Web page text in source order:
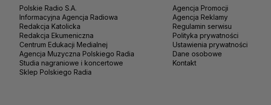
Polskie Radio S.A.
Informacyjna Agencja Radiowa
Redakcja Katolicka
Redakcja Ekumeniczna
Centrum Edukacji Medialnej
Agencja Muzyczna Polskiego Radia
Studia nagraniowe i koncertowe
Sklep Polskiego Radia
Agencja Promocji
Agencja Reklamy
Regulamin serwisu
Polityka prywatności
Ustawienia prywatności
Dane osobowe
Kontakt